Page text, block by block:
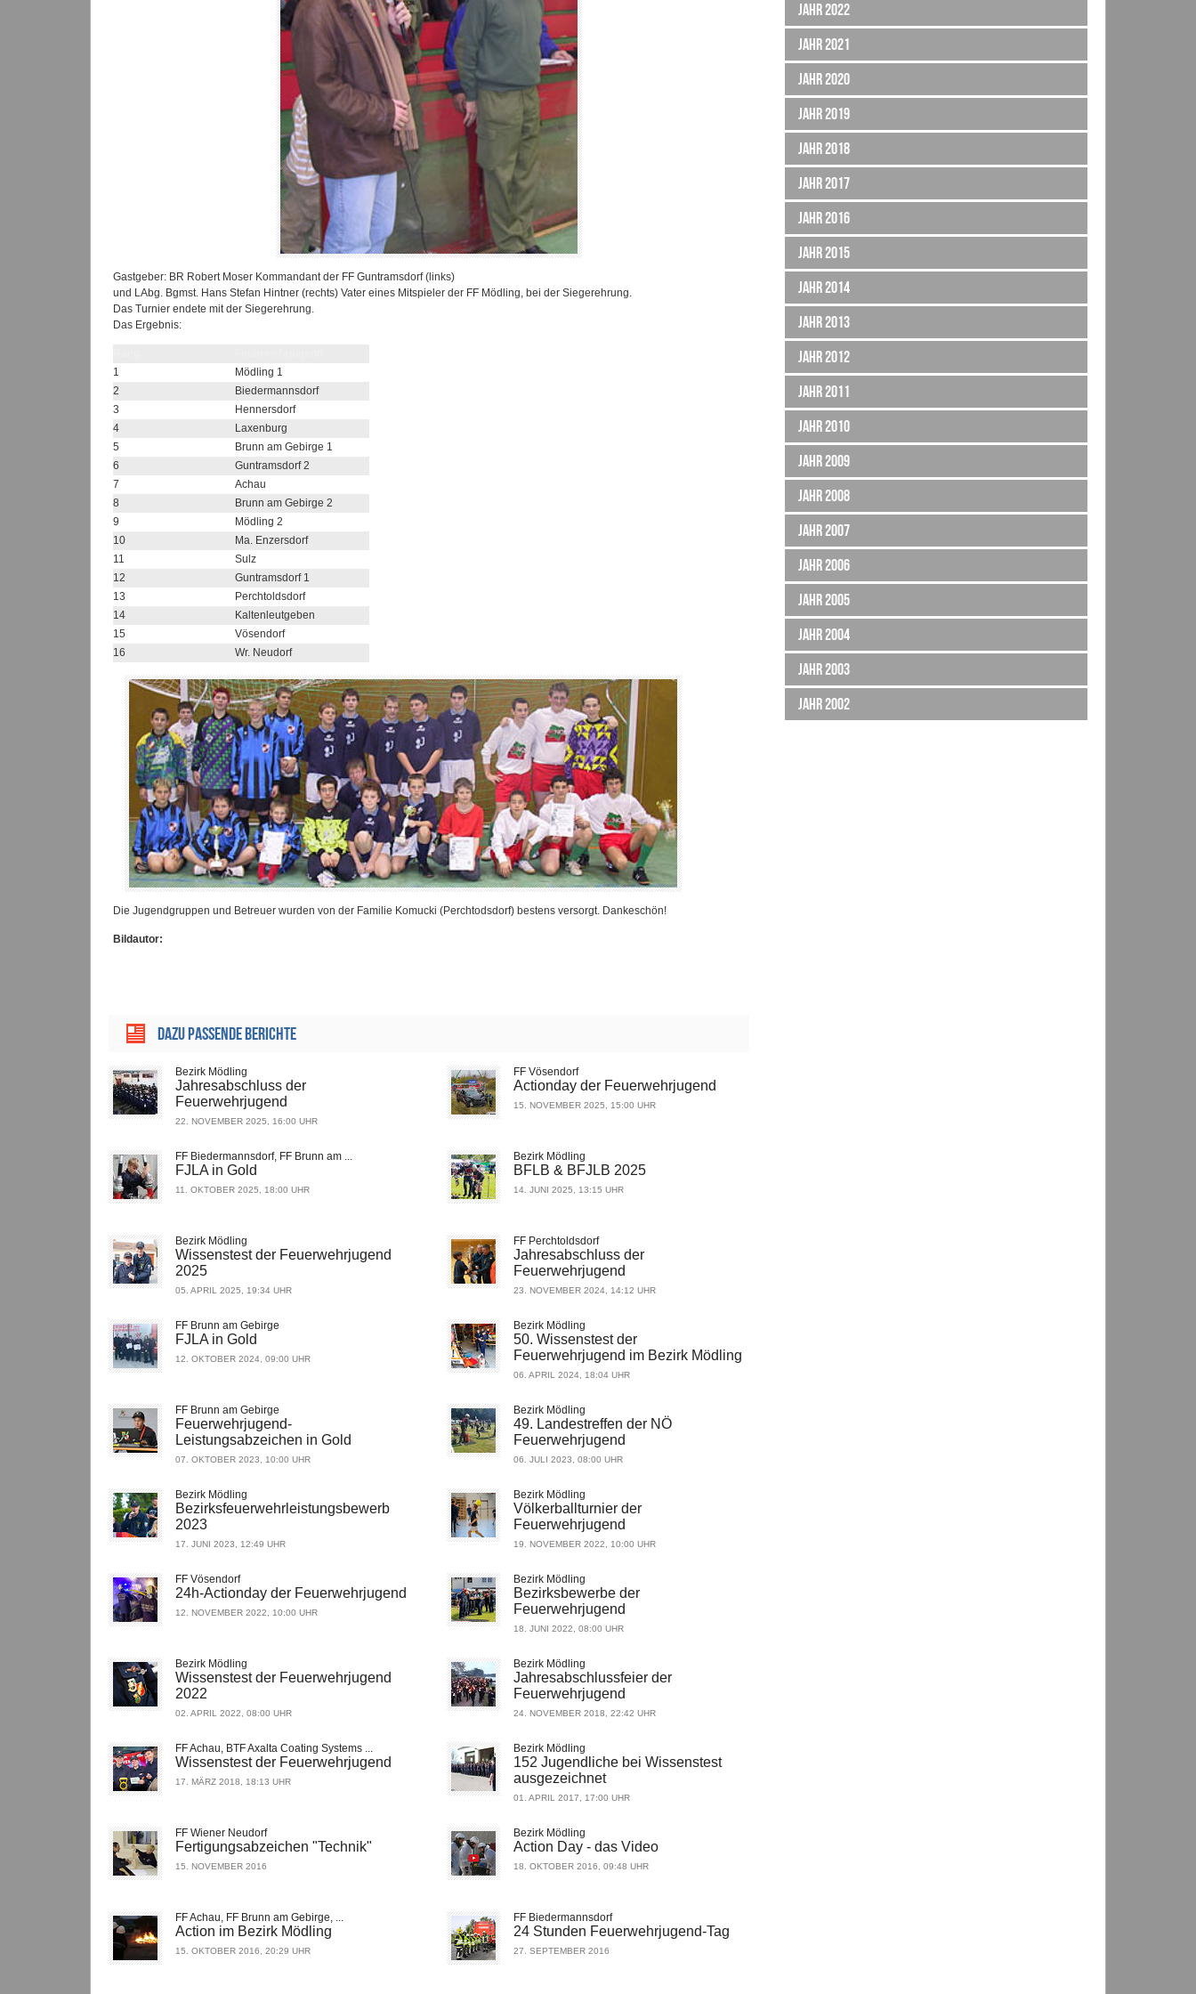
Gastgeber: BR Robert Moser Kommandant der FF Guntramsdorf (links)
und LAbg. Bgmst. Hans Stefan Hintner (rechts) Vater eines Mitspieler der FF Mödling, bei der Siegerehrung.
Das Turnier endete mit der Siegerehrung.
Das Ergebnis:
1
Mödling 1
2
Biedermannsdorf
3
Hennersdorf
4
Laxenburg
5
Brunn am Gebirge 1
6
Guntramsdorf 2
7
Achau
8
Brunn am Gebirge 2
9
Mödling 2
10
Ma. Enzersdorf
11
Sulz
12
Guntramsdorf 1
13
Perchtoldsdorf
14
Kaltenleutgeben
15
Vösendorf
16
Wr. Neudorf
Die Jugendgruppen und Betreuer wurden von der Familie Komucki (Perchtodsdorf) bestens versorgt. Dankeschön!
Bildautor:
Dazu passende Berichte
Bezirk Mödling
Jahresabschluss der
Feuerwehrjugend
22. NOVEMBER 2025, 16:00 UHR
FF Vösendorf
Actionday der Feuerwehrjugend
15. NOVEMBER 2025, 15:00 UHR
FF Biedermannsdorf, FF Brunn am ...
FJLA in Gold
11. OKTOBER 2025, 18:00 UHR
Bezirk Mödling
BFLB & BFJLB 2025
14. JUNI 2025, 13:15 UHR
Bezirk Mödling
Wissenstest der Feuerwehrjugend
2025
05. APRIL 2025, 19:34 UHR
FF Perchtoldsdorf
Jahresabschluss der
Feuerwehrjugend
23. NOVEMBER 2024, 14:12 UHR
FF Brunn am Gebirge
FJLA in Gold
12. OKTOBER 2024, 09:00 UHR
Bezirk Mödling
50. Wissenstest der
Feuerwehrjugend im Bezirk Mödling
06. APRIL 2024, 18:04 UHR
FF Brunn am Gebirge
Feuerwehrjugend-
Leistungsabzeichen in Gold
07. OKTOBER 2023, 10:00 UHR
Bezirk Mödling
49. Landestreffen der NÖ
Feuerwehrjugend
06. JULI 2023, 08:00 UHR
Bezirk Mödling
Bezirksfeuerwehrleistungsbewerb
2023
17. JUNI 2023, 12:49 UHR
Bezirk Mödling
Völkerballturnier der
Feuerwehrjugend
19. NOVEMBER 2022, 10:00 UHR
FF Vösendorf
24h-Actionday der Feuerwehrjugend
12. NOVEMBER 2022, 10:00 UHR
Bezirk Mödling
Bezirksbewerbe der
Feuerwehrjugend
18. JUNI 2022, 08:00 UHR
Bezirk Mödling
Wissenstest der Feuerwehrjugend
2022
02. APRIL 2022, 08:00 UHR
Bezirk Mödling
Jahresabschlussfeier der
Feuerwehrjugend
24. NOVEMBER 2018, 22:42 UHR
FF Achau, BTF Axalta Coating Systems ...
Wissenstest der Feuerwehrjugend
17. MÄRZ 2018, 18:13 UHR
Bezirk Mödling
152 Jugendliche bei Wissenstest
ausgezeichnet
01. APRIL 2017, 17:00 UHR
FF Wiener Neudorf
Fertigungsabzeichen "Technik"
15. NOVEMBER 2016
Bezirk Mödling
Action Day - das Video
18. OKTOBER 2016, 09:48 UHR
FF Achau, FF Brunn am Gebirge, ...
Action im Bezirk Mödling
15. OKTOBER 2016, 20:29 UHR
FF Biedermannsdorf
24 Stunden Feuerwehrjugend-Tag
27. SEPTEMBER 2016
Jahr 2022
Jahr 2021
Jahr 2020
Jahr 2019
Jahr 2018
Jahr 2017
Jahr 2016
Jahr 2015
Jahr 2014
Jahr 2013
Jahr 2012
Jahr 2011
Jahr 2010
Jahr 2009
Jahr 2008
Jahr 2007
Jahr 2006
Jahr 2005
Jahr 2004
Jahr 2003
Jahr 2002